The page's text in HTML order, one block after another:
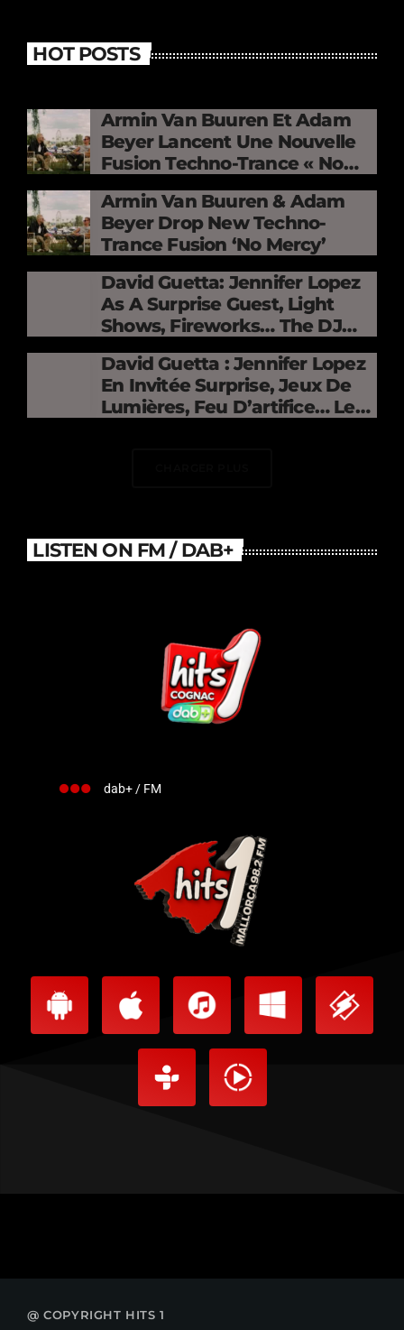
HOT POSTS
Armin Van Buuren Et Adam
Beyer Lancent Une Nouvelle
Fusion Techno-Trance « No
Armin Van Buuren & Adam
Beyer Drop New Techno-
Trance Fusion ‘No Mercy’
David Guetta: Jennifer Lopez
As A Surprise Guest, Light
Shows, Fireworks… The DJ
France
David Guetta : Jennifer Lopez
En Invitée Surprise, Jeux De
Lumières, Feu D’artifice… Le
LISTEN ON FM / DAB+
dab+ / FM
@ COPYRIGHT HITS 1